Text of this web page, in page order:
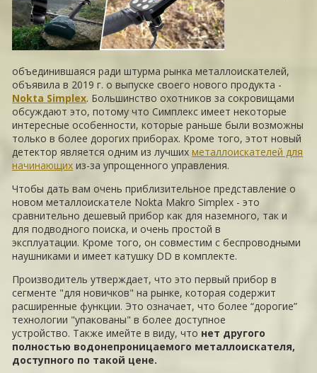
объединившаяся ради штурма рынка металлоискателей,
объявила в 2019 г. о выпуске своего нового продукта -
Nokta Simplex. Большинство охотников за сокровищами
обсуждают это, потому что Симплекс имеет некоторые
интересные особенности, которые раньше были возможны
только в более дорогих приборах. Кроме того, этот новый
детектор является одним из лучшихметаллоискателей для
начинающих из-за упрощенного управления.
Чтобы дать вам очень приблизительное представление о
новом металлоискателе Nokta Makro Simplex - это
сравнительно дешевый прибор как для наземного, так и
для подводного поиска, и очень простой в
эксплуатации. Кроме того, он совместим с беспроводными
наушниками и имеет катушку DD в комплекте.
Производитель утверждает, что это первый прибор в
сегменте "для новичков" на рынке, которая содержит
расширенные функции. Это означает, что более “дорогие”
технологии "упакованы" в более доступное
устройство. Также имейте в виду, что нет другого
полностью водонепроницаемого металлоискателя,
доступного по такой цене.